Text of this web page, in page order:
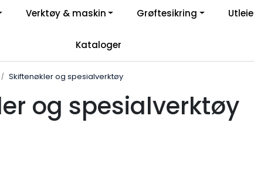
Verktøy & maskin Grøftesikring Utleie
Kataloger
Skiftenøkler og spesialverktøy
og spesialverktøy